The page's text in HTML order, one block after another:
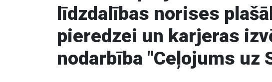
līdzdalības norises
pieredzei un karjeras
nodarbība "Ceļojums uz